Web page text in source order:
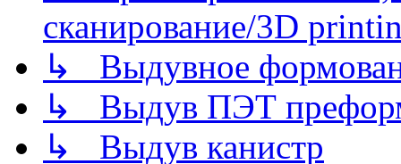
сканирование/3D
↳ Выдувное
↳ Выдув ПЭТ
↳ Выдув канистр